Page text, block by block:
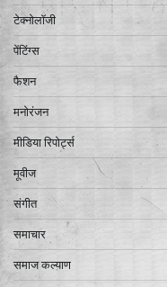
टेक्नोलॉजी
पेंटिंग्स
फैशन
मनोरंजन
मीडिया रिपोर्ट्स
मूवीज
संगीत
समाचार
समाज कल्याण